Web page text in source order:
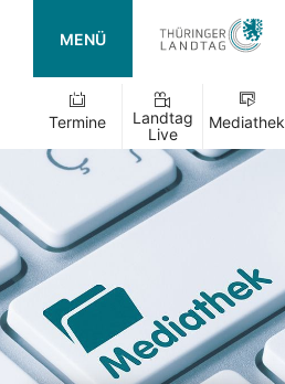
MENÜ
Termine
Landtag
Live
Mediathek